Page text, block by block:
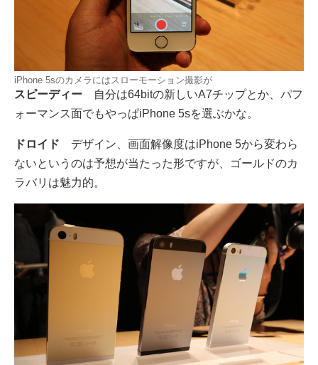
iPhone 5sのカメラにはスローモーション撮影が
スピーディー 自分は64bitの新しいA7チップとか、パフ
ォーマンス面でもやっぱiPhone 5sを選ぶかな。
ドロイド デザイン、画面解像度はiPhone 5から変わら
ないというのは予想が当たった形ですが、ゴールドのカ
ラバリは魅力的。